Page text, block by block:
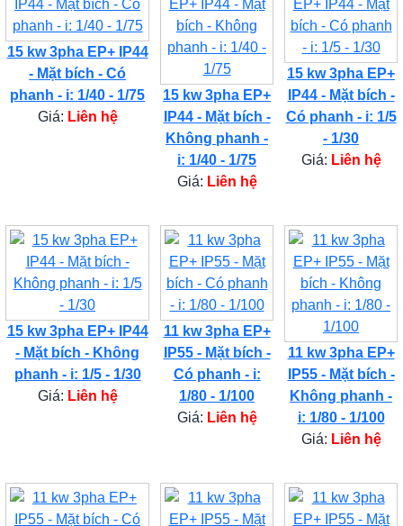
15 kw 3pha EP+ IP44
- Mặt bích - Có
phanh - i: 1/40 - 1/75
Giá: Liên hệ
15 kw 3pha EP+
IP44 - Mặt bích -
Không phanh -
i: 1/40 - 1/75
Giá: Liên hệ
15 kw 3pha EP+
IP44 - Mặt bích -
Có phanh - i: 1/5
- 1/30
Giá: Liên hệ
15 kw 3pha EP+ IP44
- Mặt bích - Không
phanh - i: 1/5 - 1/30
Giá: Liên hệ
11 kw 3pha EP+
IP55 - Mặt bích -
Có phanh - i:
1/80 - 1/100
Giá: Liên hệ
11 kw 3pha EP+
IP55 - Mặt bích -
Không phanh -
i: 1/80 - 1/100
Giá: Liên hệ